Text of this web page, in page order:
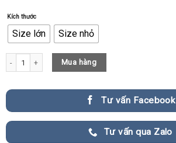
Kích thước
Size lớn Size nhỏ
Hộp Đựng Mạ Vàng Sang Trọng quantity
Mua hàng
Tư vấn Facebook
Tư vấn qua Zalo